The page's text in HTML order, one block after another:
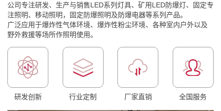
公司专注研发、生产与销售LED系列灯具、矿用LED防爆灯、固定专
注照明、移动照明，固定防爆照明及防爆电器等系列产品。
广泛应用于爆炸性气体环境、爆炸性粉尘环境、各种室内户外以及
野外救援等场所作照明使用。
研发创新 行业定制 厂家直销 全国服务